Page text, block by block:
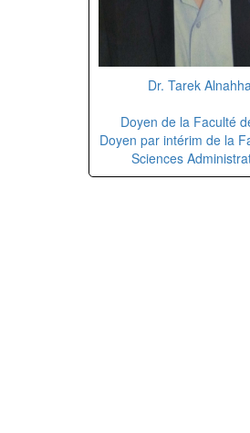
Dr. Tarek
Doyen de la Faculté
Doyen par intérim de la
Sciences